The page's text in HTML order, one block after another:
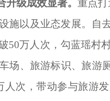
升级成效显著。 重点
施以及业态发展。自
50万人次，勾蓝瑶村
场、旅游标识、旅游
人次，带动参与旅游